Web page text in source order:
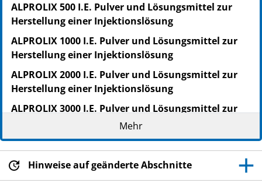
ALPROLIX 500 I.E. Pulver und Lösungsmittel zur
Herstellung einer Injektionslösung
ALPROLIX 1000 I.E. Pulver und Lösungsmittel zur
Herstellung einer Injektionslösung
ALPROLIX 2000 I.E. Pulver und Lösungsmittel zur
Herstellung einer Injektionslösung
ALPROLIX 3000 I.E. Pulver und Lösungsmittel zur
Herstellung einer Injektionslösung
Eftrenonacog alfa (rekombinanter Gerinnungsfaktor
Mehr
Hinweise auf geänderte Abschnitte